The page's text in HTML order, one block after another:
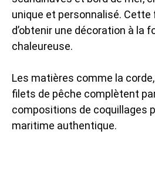
unique et personnalisé.
d’obtenir une décoration à la
chaleureuse.
Les matières comme la
filets de pêche complètent
compositions de coquillages
maritime authentique.